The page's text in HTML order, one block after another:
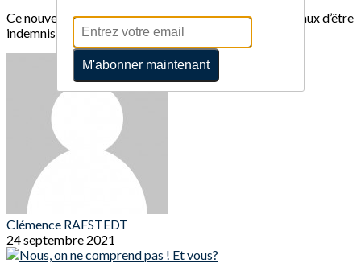
Ce nouveau dispositif permet aux professionnels libéraux d’être
indemnisés en cas d’arrêt...
Clémence RAFSTEDT
24 septembre 2021
M'abonner maintenant